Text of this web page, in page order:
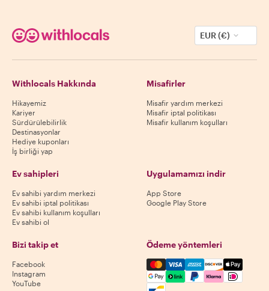
EUR (€)
Withlocals Hakkında
Hikayemiz
Kariyer
Sürdürülebilirlik
Destinasyonlar
Hediye kuponları
İş birliği yap
Misafirler
Misafir yardım merkezi
Misafir iptal politikası
Misafir kullanım koşulları
Ev sahipleri
Ev sahibi yardım merkezi
Ev sahibi iptal politikası
Ev sahibi kullanım koşulları
Ev sahibi ol
Uygulamamızı indir
App Store
Google Play Store
Bizi takip et
Facebook
Instagram
YouTube
Ödeme yöntemleri
Mastercard, Visa, Amex,